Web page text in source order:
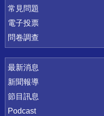
常見問題
電子投票
問卷調查
最新消息
新聞報導
節目訊息
Podcast